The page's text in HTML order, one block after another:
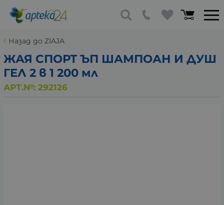
Назад до ZIAJA
ЖАЯ СПОРТ ЪП ШАМПОАН И ДУШ
ГЕЛ 2 в 1 200 мл
АРТ.№: 292126